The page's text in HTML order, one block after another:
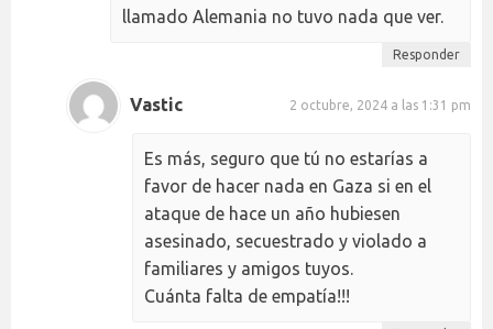
llamado Alemania no tuvo nada que ver.
Responder
Vastic 2 octubre, 2024 a las 1:31 pm
Es más, seguro que tú no estarías a
favor de hacer nada en Gaza si en el
ataque de hace un año hubiesen
asesinado, secuestrado y violado a
familiares y amigos tuyos.
Cuánta falta de empatía!!!